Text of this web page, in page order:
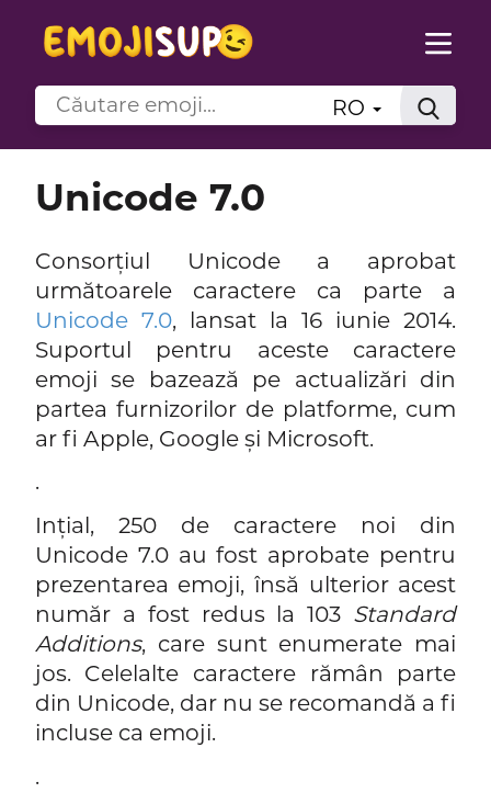
RO
Unicode 7.0
Consorțiul Unicode a aprobat
următoarele caractere ca parte a
Unicode 7.0, lansat la 16 iunie 2014.
Suportul pentru aceste caractere
emoji se bazează pe actualizări din
partea furnizorilor de platforme, cum
ar fi Apple, Google și Microsoft.
.
Ințial, 250 de caractere noi din
Unicode 7.0 au fost aprobate pentru
prezentarea emoji, însă ulterior acest
număr a fost redus la 103 Standard
Additions, care sunt enumerate mai
jos. Celelalte caractere rămân parte
din Unicode, dar nu se recomandă a fi
incluse ca emoji.
.